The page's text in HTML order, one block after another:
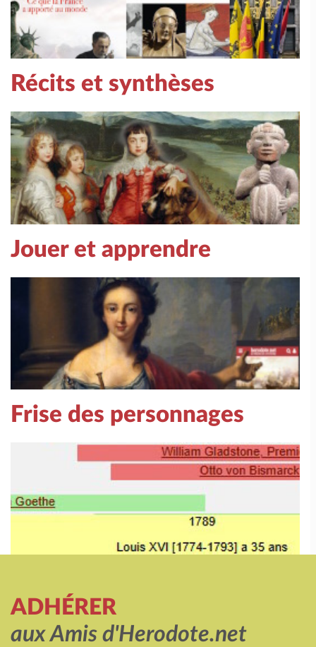
Récits et synthèses
Jouer et apprendre
Frise des personnages
ADHÉRER
aux Amis d'Herodote.net